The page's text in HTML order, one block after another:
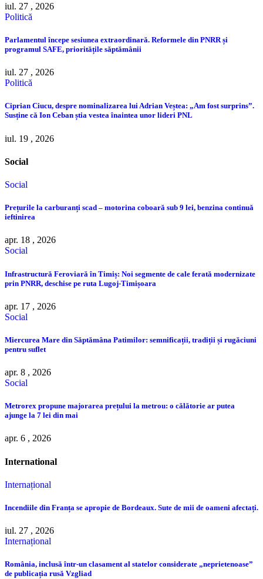
iul. 27 , 2026
Politică
Parlamentul începe sesiunea extraordinară. Reformele din PNRR și
programul SAFE, prioritățile săptămânii
iul. 27 , 2026
Politică
Ciprian Ciucu, despre nominalizarea lui Adrian Veștea: „Am fost surprins”.
Susține că Ion Ceban știa vestea înaintea unor lideri PNL
iul. 19 , 2026
Social
Social
Prețurile la carburanți scad – motorina coboară sub 9 lei, benzina continuă
ieftinirea
apr. 18 , 2026
Social
Infrastructură Feroviară în Timiș: Noi segmente de cale ferată modernizate
prin PNRR, deschise pe ruta Lugoj-Timișoara
apr. 17 , 2026
Social
Miercurea Mare din Săptămâna Patimilor: semnificații, tradiții și rugăciuni
pentru suflet
apr. 8 , 2026
Social
Metrorex propune majorarea prețului la metrou: o călătorie ar putea
ajunge la 7 lei din mai
apr. 6 , 2026
International
Internațional
Incendiile din Franța se apropie de Bordeaux. Sute de mii de oameni afectați.
iul. 27 , 2026
Internațional
România, inclusă într-un clasament al statelor considerate „neprietenoase”
de publicația rusă Vzgliad